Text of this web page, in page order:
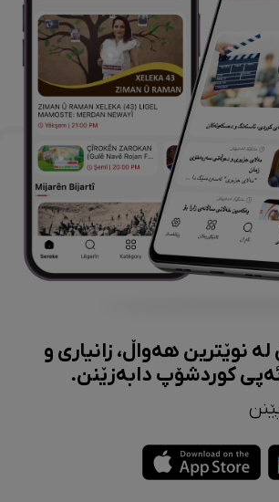
لە نوێترین هەواڵ، زانیاری و
کوردشۆپ دابەزێنن.